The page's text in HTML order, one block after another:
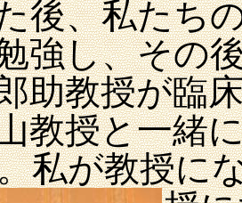
後、私たち
強し、その
助教授が臨
教授と一緒
私が教授に